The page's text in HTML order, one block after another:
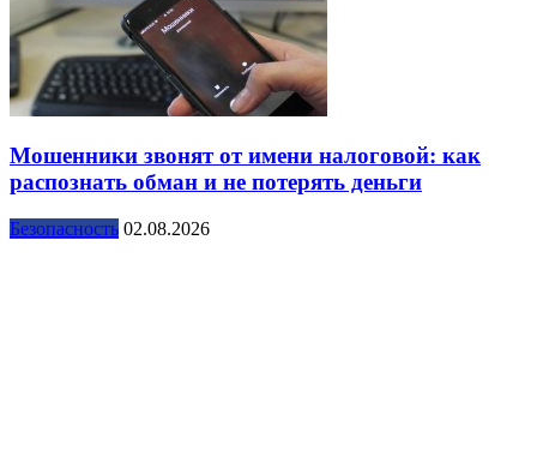
Мошенники звонят от имени налоговой: как
распознать обман и не потерять деньги
Безопасность 02.08.2026